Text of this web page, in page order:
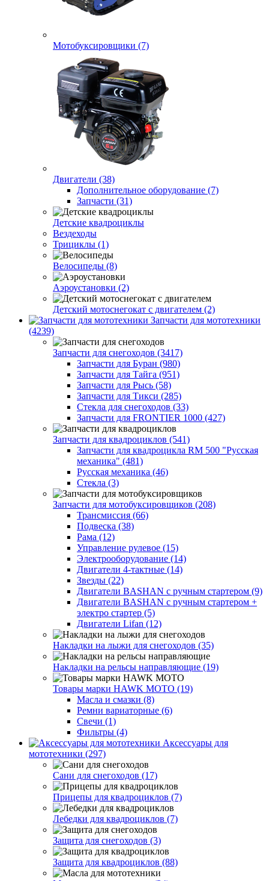
Мотобуксировщики (7)
Двигатели (38)
Дополнительное оборудование (7)
Запчасти (31)
Детские квадроциклы
Вездеходы
Трициклы (1)
Велосипеды (8)
Аэроустановки (2)
Детский мотоснегокат с двигателем (2)
Запчасти для мототехники
(4239)
Запчасти для снегоходов (3417)
Запчасти для Буран (980)
Запчасти для Тайга (951)
Запчасти для Рысь (58)
Запчасти для Тикси (285)
Стекла для снегоходов (33)
Запчасти для FRONTIER 1000 (427)
Запчасти для квадроциклов (541)
Запчасти для квадроцикла RM 500 "Русская
механика" (481)
Русская механика (46)
Стекла (3)
Запчасти для мотобуксировщиков (208)
Трансмиссия (66)
Подвеска (38)
Рама (12)
Управление рулевое (15)
Электрооборудование (14)
Двигатели 4-тактные (14)
Звезды (22)
Двигатели BASHAN с ручным стартером (9)
Двигатели BASHAN с ручным стартером +
электро стартер (5)
Двигатели Lifan (12)
Накладки на лыжи для снегоходов (35)
Накладки на рельсы направляющие (19)
Товары марки HAWK MOTO (19)
Масла и смазки (8)
Ремни вариаторные (6)
Свечи (1)
Фильтры (4)
Аксессуары для
мототехники (297)
Сани для снегоходов (17)
Прицепы для квадроциклов (7)
Лебедки для квадроциклов (7)
Защита для снегоходов (3)
Защита для квадроциклов (88)